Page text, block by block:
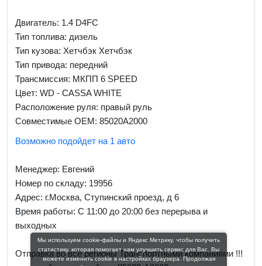
Двигатель: 1.4 D4FC
Тип топлива: дизель
Тип кузова: Хетчбэк Хетчбэк
Тип привода: передний
Трансмиссия: МКПП 6 SPEED
Цвет: WD - CASSA WHITE
Расположение руля: правый руль
Совместимые OEM: 85020A2000
Возможно подойдет на 1 авто
Менеджер: Евгений
Номер по складу: 19956
Адрес: г.Москва, Ступинский проезд, д 6
Время работы: С 11:00 до 20:00 без перерыва и
выходных
Отправка во все регионы Транспортными компаниями !!!
Мы используем cookie-файлы и Яндекс Метрику, чтобы получить
статистику, которая помогает нам улучшить сервис для Вас. Вы
можете изменить cookie в настройках браузера. Продолжая